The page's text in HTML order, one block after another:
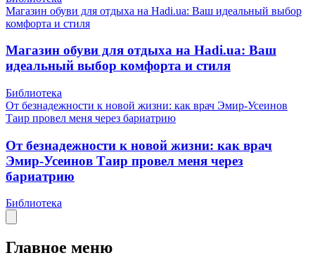
Магазин обуви для отдыха на Hadi.ua: Ваш идеальный выбор
комфорта и стиля
Магазин обуви для отдыха на Hadi.ua: Ваш
идеальный выбор комфорта и стиля
Библиотека
От безнадежности к новой жизни: как врач Эмир-Усеинов
Таир провел меня через бариатрию
От безнадежности к новой жизни: как врач
Эмир-Усеинов Таир провел меня через
бариатрию
Библиотека
Главное меню